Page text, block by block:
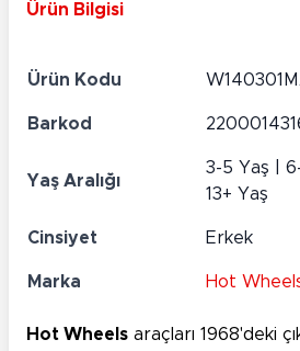
Ürün Bilgisi
Ürün Kodu
Barkod
Yaş Aralığı
3-5 Yaş |
13+ Yaş
Cinsiyet Erkek
Marka Hot
Hot Wheels araçları 1968'deki